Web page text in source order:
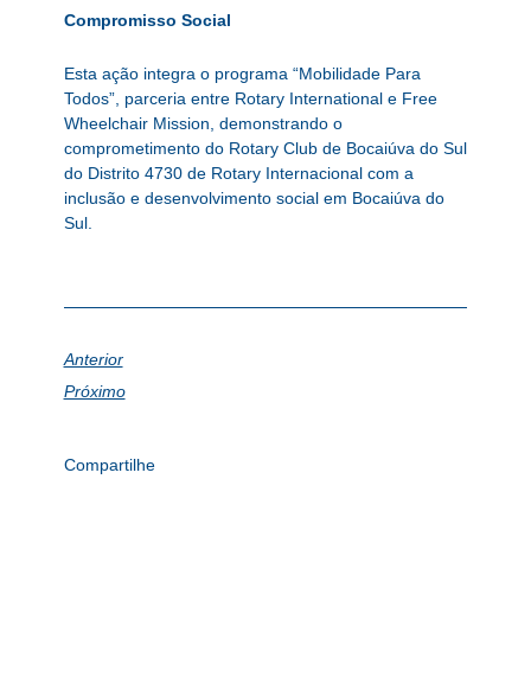
Compromisso Social
Esta ação integra o programa “Mobilidade Para
Todos”, parceria entre Rotary International e Free
Wheelchair Mission, demonstrando o
comprometimento do Rotary Club de Bocaiúva do Sul
do Distrito 4730 de Rotary Internacional com a
inclusão e desenvolvimento social em Bocaiúva do
Sul.
Anterior
Próximo
Compartilhe